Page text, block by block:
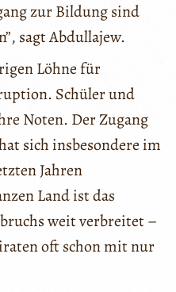
zur Bildung sind
sagt Abdullajew.
Löhne für
Schüler und
Noten. Der Zugang
sich insbesondere im
Jahren
Land ist das
weit verbreitet –
oft schon mit nur